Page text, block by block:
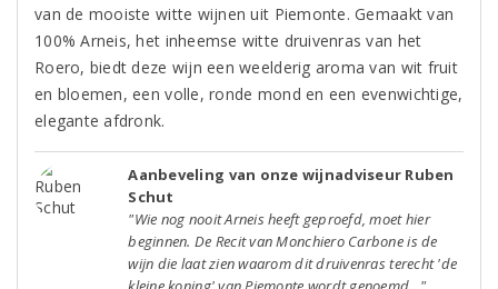
van de mooiste witte wijnen uit Piemonte. Gemaakt van
100% Arneis, het inheemse witte druivenras van het
Roero, biedt deze wijn een weelderig aroma van wit fruit
en bloemen, een volle, ronde mond en een evenwichtige,
elegante afdronk.
Aanbeveling van onze wijnadviseur Ruben
Schut
"Wie nog nooit Arneis heeft geproefd, moet hier
beginnen. De Recit van Monchiero Carbone is de
wijn die laat zien waarom dit druivenras terecht 'de